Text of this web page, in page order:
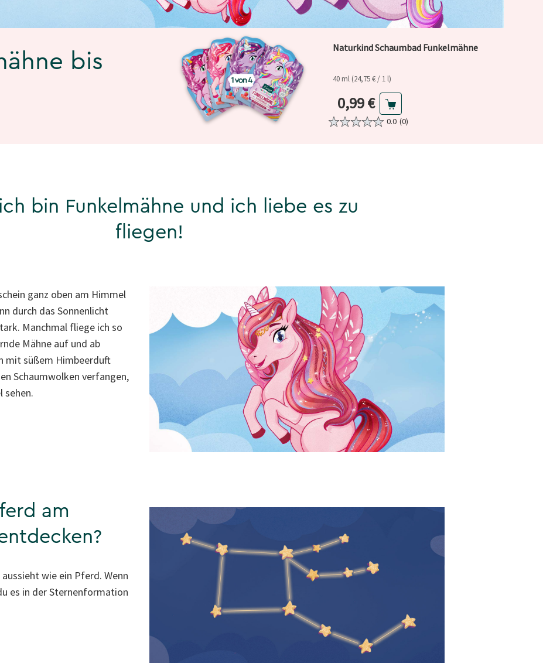
bis
Naturkind Schaumbad Funkelmähne
40 ml (24,75 € / 1 l)
Aktueller Preis
0,99 €
0.0 (0)
bin Funkelmähne und ich liebe es zu
fliegen!
ganz oben am Himmel
durch das Sonnenlicht
Manchmal fliege ich so
Mähne auf und ab
mit süßem Himbeerduft
Schaumwolken verfangen,
sehen.
am
wie ein Pferd. Wenn
es in der Sternenformation